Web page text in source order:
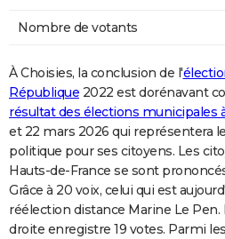
Nombre de votants
À Choisies, la conclusion de l'
République 2022 est dorénavant
résultat des élections municipales
et 22 mars 2026 qui représentera
politique pour ses citoyens. Les
Hauts-de-France se sont
Grâce à 20 voix, celui qui est
réélection distance Marine Le
droite enregistre 19 votes. Parmi